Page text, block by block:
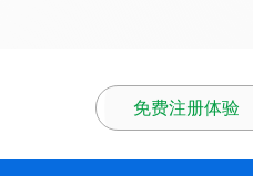
免费注册体验